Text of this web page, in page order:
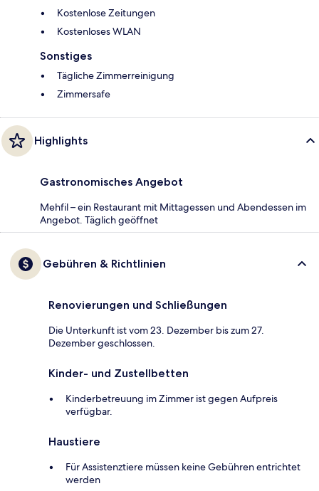
Kostenlose Zeitungen
Kostenloses WLAN
Sonstiges
Tägliche Zimmerreinigung
Zimmersafe
Highlights
Gastronomisches Angebot
Mehfil – ein Restaurant mit Mittagessen und Abendessen im
Angebot. Täglich geöffnet
Gebühren & Richtlinien
Renovierungen und Schließungen
Die Unterkunft ist vom 23. Dezember bis zum 27.
Dezember geschlossen.
Kinder- und Zustellbetten
Kinderbetreuung im Zimmer ist gegen Aufpreis
verfügbar.
Haustiere
Für Assistenztiere müssen keine Gebühren entrichtet
werden